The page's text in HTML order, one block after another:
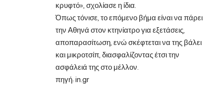
κρυφτό», σχολίασε η ίδια.
Όπως τόνισε, το επόμενο βήμα είναι να πάρει
την Αθηνά στον κτηνίατρο για εξετάσεις,
αποπαρασίτωση, ενώ σκέφτεται να της βάλει
και μικροτσίπ, διασφαλίζοντας έτσι την
ασφάλειά της στο μέλλον.
πηγή: in.gr